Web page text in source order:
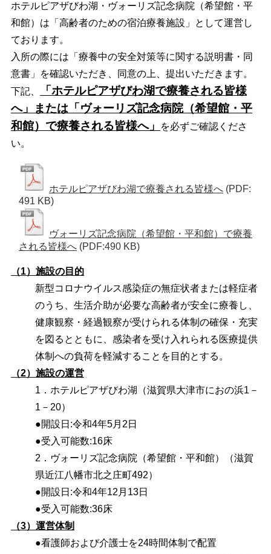
ホテルピアザびわ湖・ヴォーリズ記念病院（希望館・平
和館）は「高齢者のための宿泊療養施設」として運営し
ております。
入所の際には「療養中の安全対策等に関する説明書・同
意書」を確認いただき、同意の上、提出いただきます。
下記、
「ホテルピアザびわ湖で療養される皆様
へ」または「ヴォーリズ記念病院（希望館・平
和館） で療養される皆様へ」
を必ずご確認くださ
い。
ホテルピアザびわ湖で療養される皆様へ (PDF:
491 KB)
ヴォーリズ記念病院（希望館・平和館）で療養
される皆様へ (PDF:490 KB)
（1）施設の目的
新型コロナウイルス感染症の無症状者または軽症者
のうち、生活介助が必要な高齢者が安全に療養し、
健康観察・経過観察が受けられる体制の確保・充実
を図るとともに、感染者を受け入れられる医療提供
体制への負荷を軽減することを目的とする。
（2）施設の運営
1．ホテルピアザびわ湖（滋賀県大津市におの浜1－
1－20）
●開設日:令和4年5月2日
●受入可能数:16床
2．ヴォーリズ記念病院 （希望館・平和館）
（滋賀
県近江八幡市北之庄町492）
●開設日:令和4年12月13日
●受入可能数:36床
（3）運営体制
●看護師および介護士を24時間体制で配置